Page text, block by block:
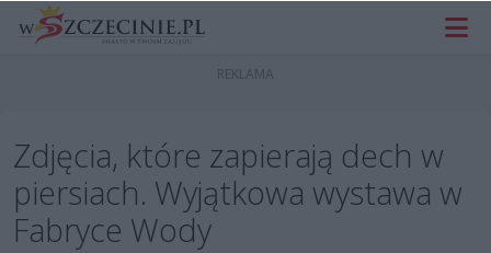
Zdjęcia, które zapierają dech w
piersiach. Wyjątkowa wystawa w
Fabryce Wody